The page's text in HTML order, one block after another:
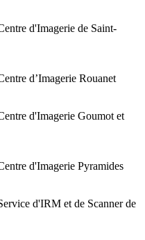
d'Imagerie de Saint-
d’Imagerie Rouanet
d'Imagerie Goumot et
d'Imagerie Pyramides
d'IRM et de Scanner de